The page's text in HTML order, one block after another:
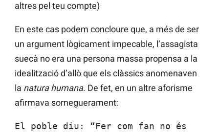
altres pel teu compte)
En este cas podem concloure que, a més de ser
un argument lògicament impecable, l’assagista
suecà no era una persona massa propensa a la
idealització d’allò que els clàssics anomenaven
la natura humana. De fet, en un altre aforisme
afirmava sorneguerament:
El poble diu: “Fer com fan no és